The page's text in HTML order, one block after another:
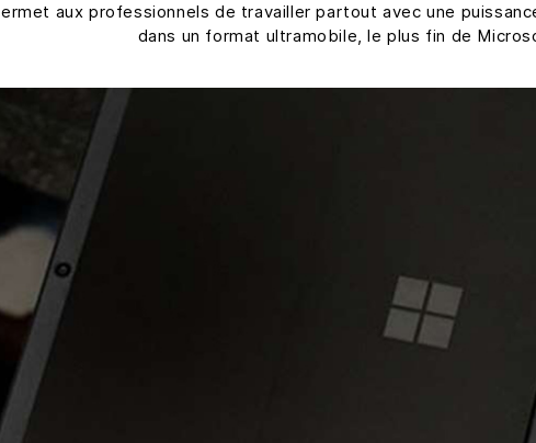
aux professionnels de travailler partout avec une
dans un format ultramobile, le plus fin de